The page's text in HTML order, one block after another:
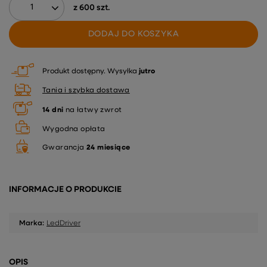
z 600 szt.
DODAJ DO KOSZYKA
Produkt dostępny Wysyłka jutro
Tania i szybka dostawa
14 dni na łatwy zwrot
Wygodna opłata
Gwarancja 24 miesiące
INFORMACJE O PRODUKCIE
Marka: LedDriver
OPIS